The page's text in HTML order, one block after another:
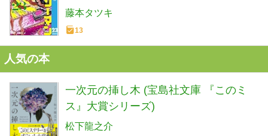
藤本タツキ
13
人気の本
一次元の挿し木 (宝島社文庫 『このミ
ス』大賞シリーズ)
松下龍之介